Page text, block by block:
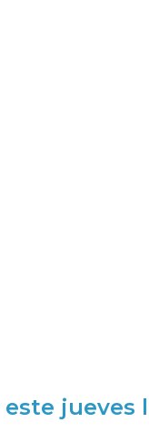
jueves